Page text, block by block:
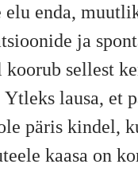
enda,
ja
sellest
lausa, et
päris kindel,
kaasa on